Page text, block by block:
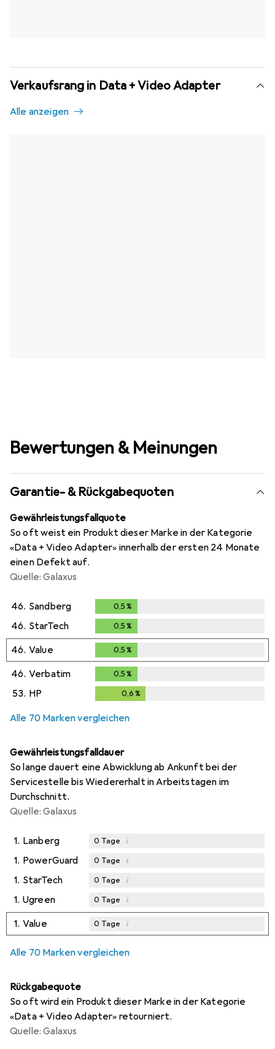
Verkaufsrang in Data + Video Adapter
Alle anzeigen
Bewertungen & Meinungen
Garantie- & Rückgabequoten
Gewährleistungsfallquote
So oft weist ein Produkt dieser Marke in der Kategorie
«Data + Video Adapter» innerhalb der ersten 24 Monate
einen Defekt auf.
Quelle: Galaxus
46. Sandberg 0,5 %
46. StarTech 0,5 %
46. Value 0,5 %
46. Verbatim 0,5 %
53. HP 0,6 %
Alle 70 Marken vergleichen
Gewährleistungsfalldauer
So lange dauert eine Abwicklung ab Ankunft bei der
Servicestelle bis Wiedererhalt in Arbeitstagen im
Durchschnitt.
Quelle: Galaxus
1. Lanberg 0 Tage i
1. PowerGuard 0 Tage i
1. StarTech 0 Tage i
1. Ugreen 0 Tage i
1. Value 0 Tage i
Alle 70 Marken vergleichen
Rückgabequote
So oft wird ein Produkt dieser Marke in der Kategorie
«Data + Video Adapter» retourniert.
Quelle: Galaxus